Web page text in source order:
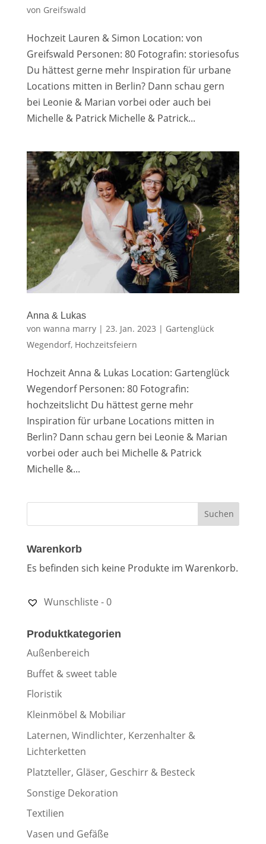
von Greifswald
Hochzeit Lauren & Simon Location: von
Greifswald Personen: 80 Fotografin: storiesofus
Du hättest gerne mehr Inspiration für urbane
Locations mitten in Berlin? Dann schau gern
bei Leonie & Marian vorbei oder auch bei
Michelle & Patrick Michelle & Patrick...
Anna & Lukas
von wanna marry| 23. Jan. 2023 | Gartenglück
Wegendorf, Hochzeitsfeiern
Hochzeit Anna & Lukas Location: Gartenglück
Wegendorf Personen: 80 Fotografin:
hochzeitslicht Du hättest gerne mehr
Inspiration für urbane Locations mitten in
Berlin? Dann schau gern bei Leonie & Marian
vorbei oder auch bei Michelle & Patrick
Michelle &...
Warenkorb
Es befinden sich keine Produkte im Warenkorb.
Wunschliste -0
Produktkategorien
Außenbereich
Buffet & sweet table
Floristik
Kleinmöbel & Mobiliar
Laternen, Windlichter, Kerzenhalter &
Lichterketten
Platzteller, Gläser, Geschirr & Besteck
Sonstige Dekoration
Textilien
Vasen und Gefäße